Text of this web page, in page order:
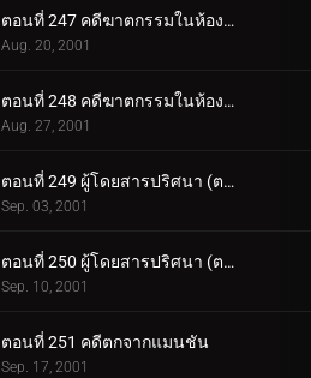
ตอนที่ 247 คดีฆาตกรรมในห้องเรียนเครื่องปั้น (ตอนแรก)
Aug. 20, 2001
ตอนที่ 248 คดีฆาตกรรมในห้องเรียนเครื่องปั้น (ตอนจบ)
Aug. 27, 2001
ตอนที่ 249 ผู้โดยสารปริศนา (ตอนแรก)
Sep. 03, 2001
ตอนที่ 250 ผู้โดยสารปริศนา (ตอนจบ)
Sep. 10, 2001
ตอนที่ 251 คดีตกจากแมนชัน
Sep. 17, 2001